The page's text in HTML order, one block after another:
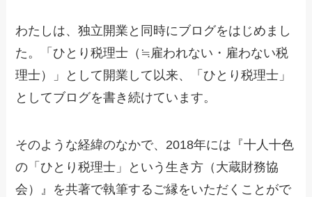
わたしは、独立開業と同時にブログをはじめまし
た。「ひとり税理士（≒雇われない・雇わない税
理士）」として開業して以来、「ひとり税理士」
としてブログを書き続けています。
そのような経緯のなかで、2018年には『十人十色
の「ひとり税理士」という生き方（大蔵財務協
会）』を共著で執筆するご縁をいただくことがで